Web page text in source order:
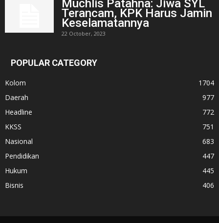
Muchlis Patahna: Jiwa SYL
Terancam, KPK Harus Jamin
Keselamatannya
22 October, 2023
POPULAR CATEGORY
Kolom
1704
Daerah
977
Headline
772
KKSS
751
Nasional
683
Pendidikan
447
Hukum
445
Bisnis
406